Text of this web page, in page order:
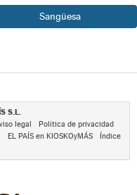
Sangüesa
S.L.
legal
Política de privacidad
EL PAÍS en KIOSKOyMÁS
Índice